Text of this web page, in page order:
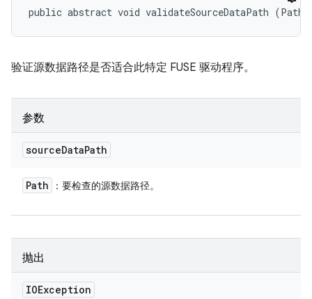
public abstract void validateSourceDataPath (Path
验证源数据路径是否适合此特定 FUSE 驱动程序。
参数
sourceDataPath
Path ：要检查的源数据路径。
抛出
IOException